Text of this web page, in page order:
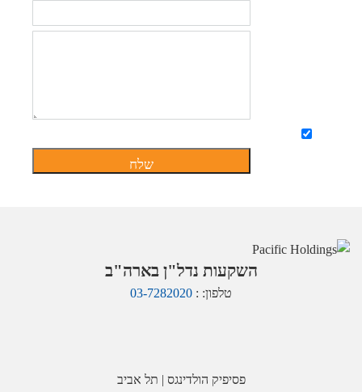
השקעות נדל"ן בארה"ב
טלפון: : 03-7282020
פסיפיק הולדינגס | תל אביב